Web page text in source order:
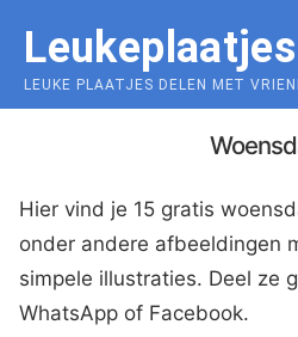
content
Leukeplaatjes
LEUKE PLAATJES DELEN MET
Hier vind je 15 gratis
onder andere afbeeldingen
simpele illustraties. Deel ze
WhatsApp of Facebook.